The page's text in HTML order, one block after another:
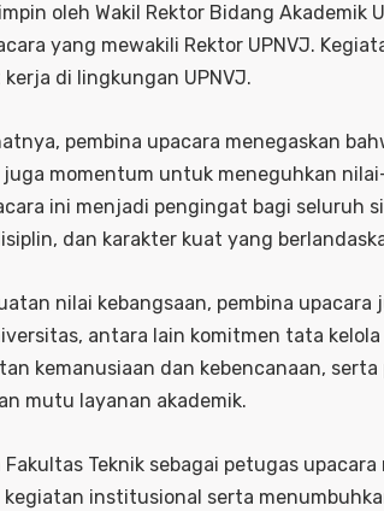
oleh Wakil Rektor Bidang Akademik
yang mewakili Rektor UPNVJ.
di lingkungan UPNVJ.
pembina upacara menegaskan
momentum untuk meneguhkan
ini menjadi pengingat bagi seluruh
dan karakter kuat yang
nilai kebangsaan, pembina
antara lain komitmen tata
kemanusiaan dan kebencanaan,
mutu layanan akademik.
Fakultas Teknik sebagai petugas
institusional serta